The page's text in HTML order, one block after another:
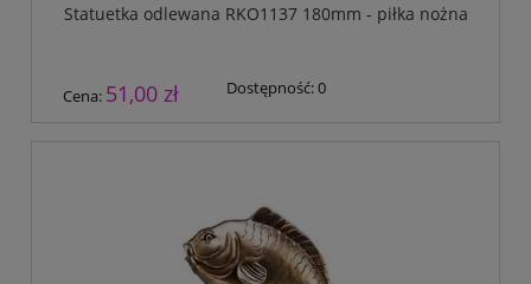
Statuetka odlewana RKO1137 180mm - piłka nożna
Cena: 51,00 zł Dostępność:0